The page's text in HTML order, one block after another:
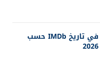
أفضل 25 فيلماً في تاريخ IMDb حسب